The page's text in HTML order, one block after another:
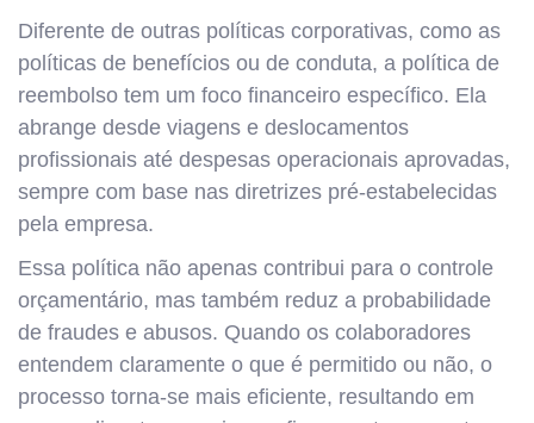
Diferente de outras políticas corporativas, como as
políticas de benefícios ou de conduta, a política de
reembolso tem um foco financeiro específico. Ela
abrange desde viagens e deslocamentos
profissionais até despesas operacionais aprovadas,
sempre com base nas diretrizes pré-estabelecidas
pela empresa.
Essa política não apenas contribui para o controle
orçamentário, mas também reduz a probabilidade
de fraudes e abusos. Quando os colaboradores
entendem claramente o que é permitido ou não, o
processo torna-se mais eficiente, resultando em